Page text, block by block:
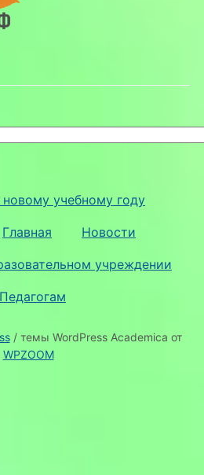
учебному году
Главная Новости
учреждении
Педагогам
/ темы WordPress Academica от
WPZOOM